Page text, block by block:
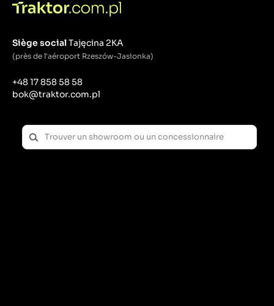
Siège socialTajęcina 2KA
(près de l'aéroport Rzeszów-Jasionka)
+48 17 858 58 58
bok@traktor.com.pl